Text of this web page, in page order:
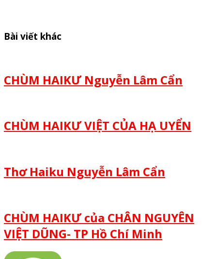
Bài viết khác
CHÙM HAIKƯ Nguyễn Lâm Cẩn
CHÙM HAIKƯ VIỆT CỦA HẠ UYỂN
Thơ Haiku Nguyễn Lâm Cẩn
CHÙM HAIKƯ của CHÂN NGUYÊN
VIỆT DŨNG- TP Hồ Chí Minh